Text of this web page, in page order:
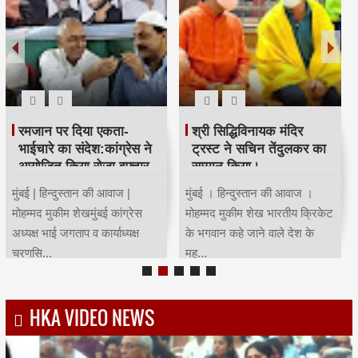
रमजान पर दिया एकता-
भाईचारे का संदेश:कांग्रेस ने
आयोजित किया रोजा इफ्तार
मुंबई | हिन्दुस्तान की आवाज |
मोहम्मद मुकीम शेखमुंबई कांग्रेस
अध्यक्ष भाई जगताप व कार्याध्यक्ष
चरणसि...
श्री सिद्धिविनायक मंदिर
ट्रस्ट ने सचिन तेंदुलकर का
सम्मान किया।
मुंबई । हिन्दुस्तान की आवाज ।
मोहम्मद मुकीम शेख भारतीय क्रिकेट
के भगवान कहे जाने वाले देश के
मह...
HKA VIDEO NEWS